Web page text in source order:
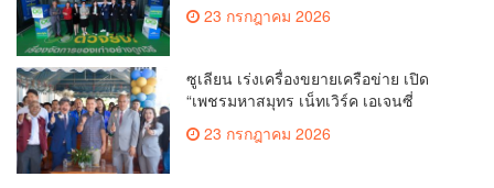
23 กรกฎาคม 2026
ซูเลียน เร่งเครื่องขยายเครือข่าย เปิด
“เพชรมหาสมุทร เน็ทเวิร์ค เอเจนซี่
พร้อมยกระดับการสนับสนุนสมาชิก
23 กรกฎาคม 2026